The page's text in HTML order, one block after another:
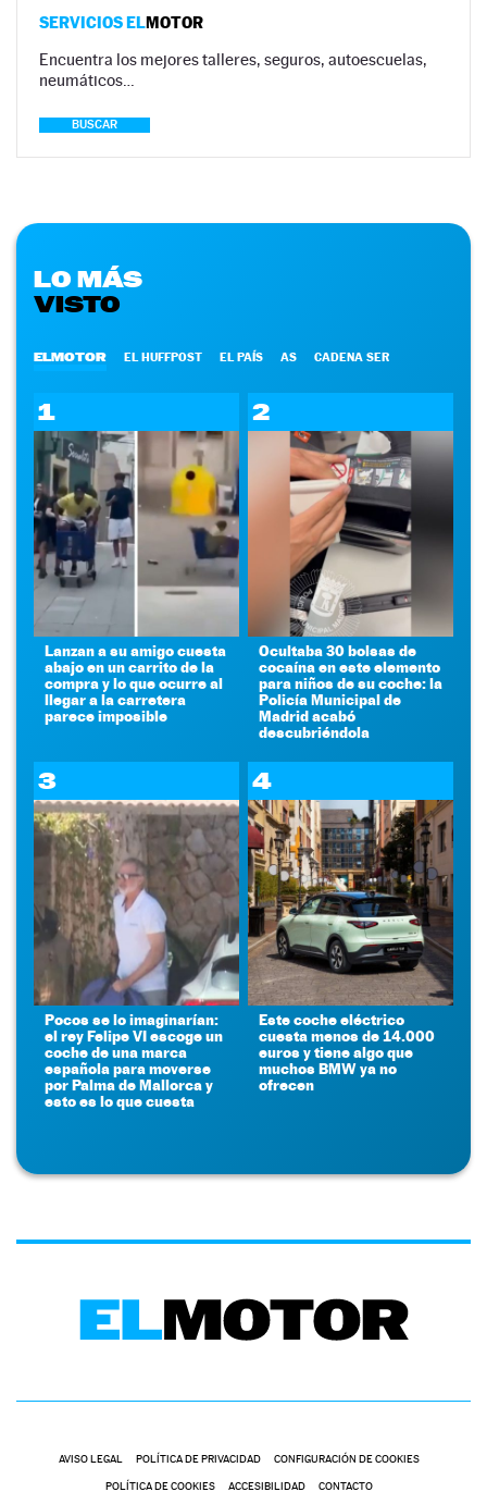
SERVICIOS ELMOTOR
Encuentra los mejores talleres, seguros, autoescuelas,
neumáticos…
BUSCAR
LO MÁS
VISTO
ELMOTOR EL HUFFPOST EL PAÍS AS CADENA SER
1
Lanzan a su amigo cuesta
abajo en un carrito de la
compra y lo que ocurre al
llegar a la carretera
parece imposible
2
Ocultaba 30 bolsas de
cocaína en este elemento
para niños de su coche: la
Policía Municipal de
Madrid acabó
descubriéndola
3
Pocos se lo imaginarían:
el rey Felipe VI escoge un
coche de una marca
española para moverse
por Palma de Mallorca y
esto es lo que cuesta
4
Este coche eléctrico
cuesta menos de 14.000
euros y tiene algo que
muchos BMW ya no
ofrecen
AVISO LEGAL POLÍTICA DE PRIVACIDAD CONFIGURACIÓN DE COOKIES
POLÍTICA DE COOKIES ACCESIBILIDAD CONTACTO